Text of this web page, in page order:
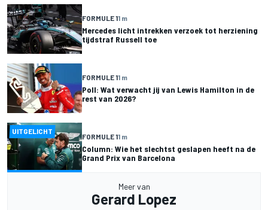
FORMULE 11 m
Mercedes licht intrekken verzoek tot herziening
tijdstraf Russell toe
FORMULE 11 m
Poll: Wat verwacht jij van Lewis Hamilton in de
rest van 2026?
UITGELICHT
FORMULE 11 m
Column: Wie het slechtst geslapen heeft na de
Grand Prix van Barcelona
Meer van
Gerard Lopez